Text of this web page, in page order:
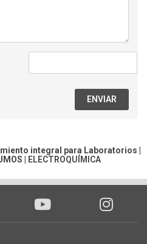
ENVIAR
integral para Laboratorios |
ELECTROQUÍMICA